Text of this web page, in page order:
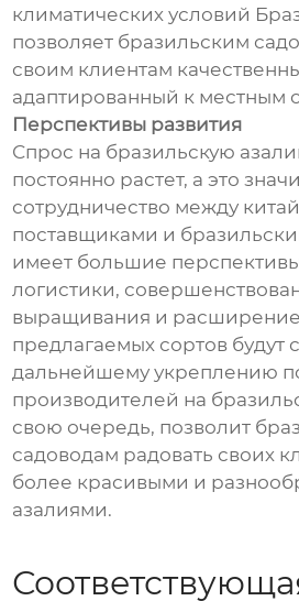
климатических условий
позволяет бразильским
своим клиентам
адаптированный к местным
Перспективы развития
Спрос на бразильскую
постоянно растет, а это
сотрудничество между
поставщиками и
имеет большие
логистики,
выращивания и расширение
предлагаемых сортов будут
дальнейшему укреплению
производителей на
свою очередь, позволит
садоводам радовать своих
более красивыми и
азалиями.